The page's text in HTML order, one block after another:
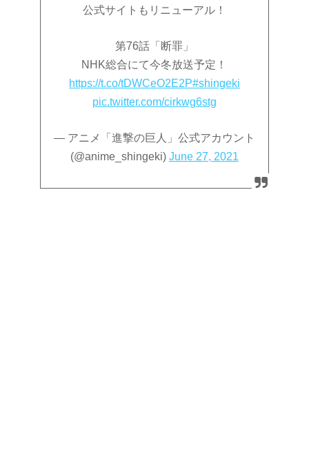
公式サイトもリニューアル！
第76話「断罪」
NHK総合にて今冬放送予定！
https://t.co/tDWCeO2E2P#shingeki
pic.twitter.com/cirkwg6stg
— アニメ「進撃の巨人」公式アカウント
(@anime_shingeki) June 27, 2021